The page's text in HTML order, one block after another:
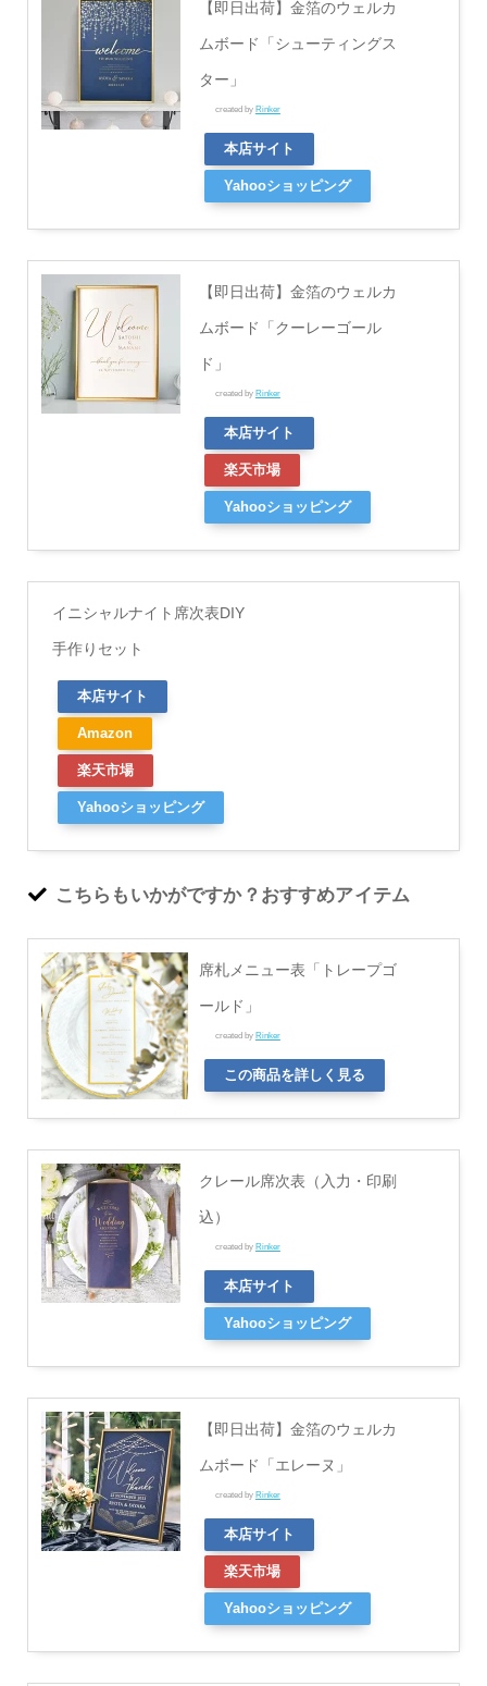
【即日出荷】金箔のウェルカ
ムボード「シューティングス
ター」
created by Rinker
本店サイト
Yahooショッピング
【即日出荷】金箔のウェルカ
ムボード「クーレーゴール
ド」
created by Rinker
本店サイト
楽天市場
Yahooショッピング
イニシャルナイト席次表DIY
手作りセット
本店サイト
Amazon
楽天市場
Yahooショッピング
こちらもいかがですか？おすすめアイテム
席札メニュー表「トレープゴ
ールド」
created by Rinker
この商品を詳しく見る
クレール席次表（入力・印刷
込）
created by Rinker
本店サイト
Yahooショッピング
【即日出荷】金箔のウェルカ
ムボード「エレーヌ」
created by Rinker
本店サイト
楽天市場
Yahooショッピング